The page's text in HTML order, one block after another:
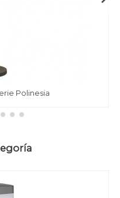
Polinesia